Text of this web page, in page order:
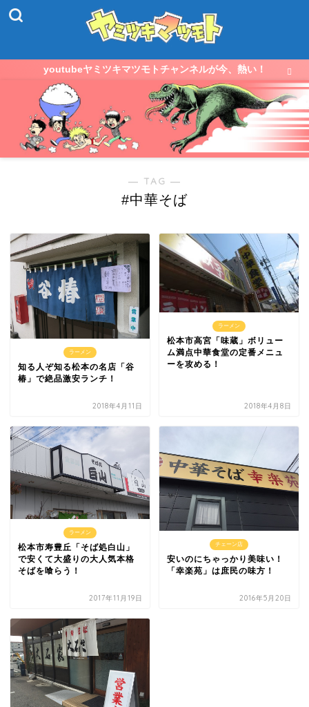
youtubeヤミツキマツモトチャンネルが今、熱い！
― TAG ―
#中華そば
ラーメン
知る人ぞ知る松本の名店「谷
椿」で絶品激安ランチ！
2018年4月11日
ラーメン
松本市高宮「味蔵」ボリュー
ム満点中華食堂の定番メニュ
ーを攻める！
2018年4月8日
ラーメン
松本市寿豊丘「そば処白山」
で安くて大盛りの大人気本格
そばを喰らう！
2017年11月19日
チェーン店
安いのにちゃっかり美味い！
「幸楽苑」は庶民の味方！
2016年5月20日